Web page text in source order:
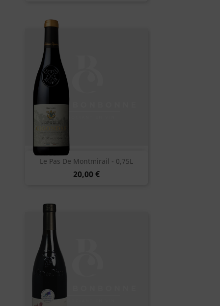
Le Pas De Montmirail - 0,75L
20,00 €